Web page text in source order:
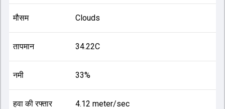
मौसम Clouds
तापमान 34.22C
नमी 33%
हवा की रफ्तार 4.12 meter/sec